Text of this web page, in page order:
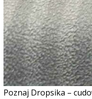
Poznaj Dropsika –